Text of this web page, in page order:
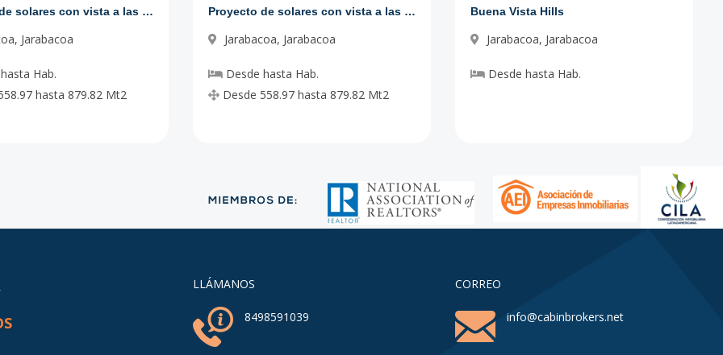
Proyecto de solares con vista a las montañas
, Jarabacoa
hasta Hab.
hasta 879.82 Mt2
Proyecto de solares con vista a las montañas
Jarabacoa, Jarabacoa
Desde hasta Hab.
Desde 558.97 hasta 879.82 Mt2
Buena Vista Hills
Jarabacoa, Jarabacoa
Desde hasta Hab.
LLÁMANOS
8498591039
CORREO
info@cabinbrokers.net